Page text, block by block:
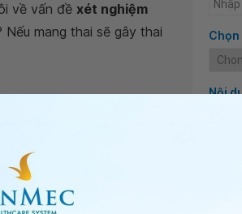
về vấn đề xét nghiệm
mang thai sẽ gây thai
nghiệm IgM thì không nói
virus hay không thì
gây ảnh hưởng đến thai là
Chọn
Nội